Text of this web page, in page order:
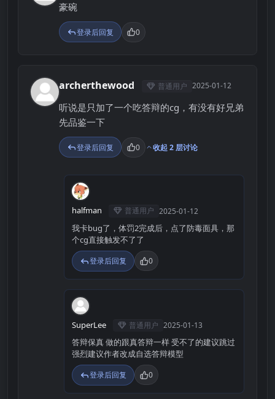
豪碗
登录后回复 0
A archerthewood 普通用户 2025-01-12
听说是只加了一个吃答辩的cg，有没有好兄弟
先品鉴一下
登录后回复 0 收起 2 层讨论
H
halfman 普通用户 2025-01-12
我卡bug了，体罚2完成后，点了防毒面具，那
个cg直接触发不了了
登录后回复 0
S
SuperLee 普通用户 2025-01-13
答辩保真 做的跟真答辩一样 受不了的建议跳过
强烈建议作者改成自选答辩模型
登录后回复 0